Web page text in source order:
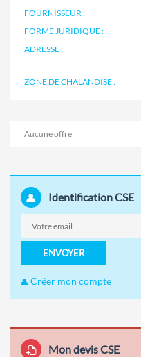
FOURNISSEUR :
FORME JURIDIQUE :
ADRESSE :
ZONE DE CHALANDISE :
Aucune offre
Identification CSE
ENVOYER
Créer mon compte
Mon devis CSE